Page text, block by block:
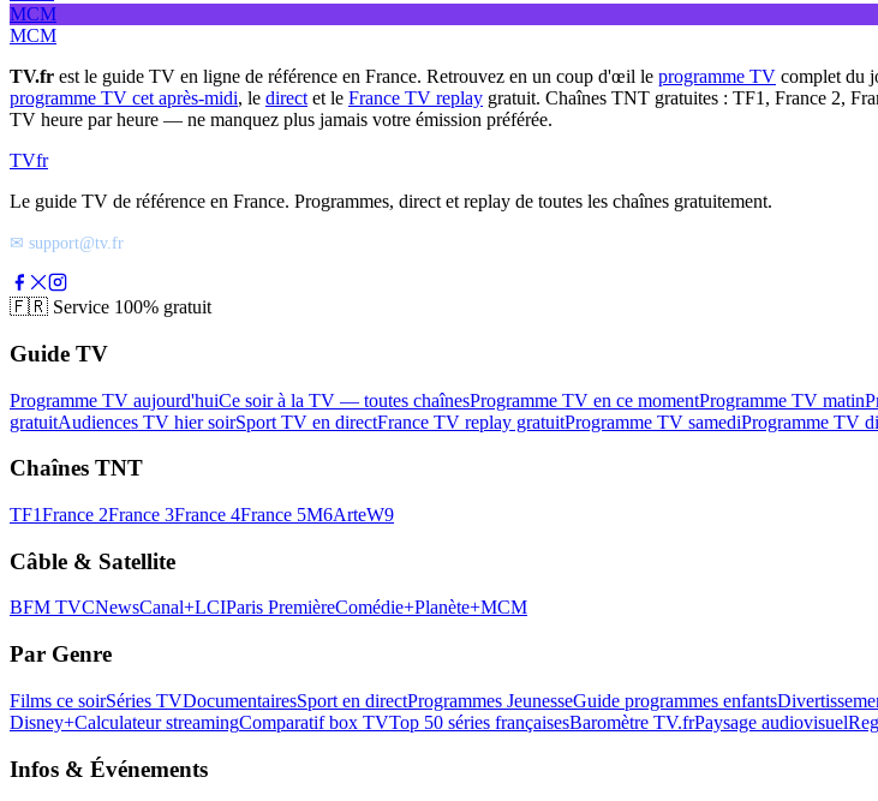
MCM
MCM
TV.fr est le guide TV en ligne de référence en France. Retrouvez en un coup d'œil le programme TV complet du
programme TV cet après-midi, le direct et le France TV replay gratuit. Chaînes TNT gratuites : TF1, France 2,
TV heure par heure — ne manquez plus jamais votre émission préférée.
TVfr
Le guide TV de référence en France. Programmes, direct et replay de toutes les chaînes gratuitement.
✉ support@tv.fr
🇫🇷 Service 100% gratuit
Guide TV
Programme TV aujourd'huiCe soir à la TV — toutes chaînesProgramme TV en ce momentProgramme TV matin
gratuitAudiences TV hier soirSport TV en directFrance TV replay gratuitProgramme TV samediProgramme TV
Chaînes TNT
TF1France 2France 3France 4France 5M6ArteW9
Câble & Satellite
BFM TVCNewsCanal+LCIParis PremièreComédie+Planète+MCM
Par Genre
Films ce soirSéries TVDocumentairesSport en directProgrammes JeunesseGuide programmes enfants
Disney+Calculateur streamingComparatif box TVTop 50 séries françaisesBaromètre TV.frPaysage audiovisuel
Infos & Événements